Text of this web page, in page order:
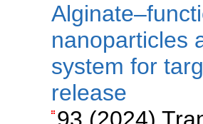
nanoparticles
system for
release